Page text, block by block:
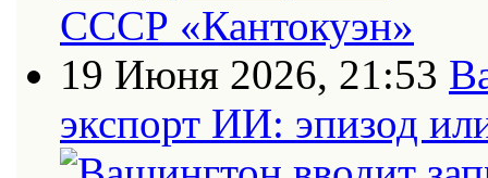
19 Июня 2026, 21:53
экспорт ИИ: эпизод